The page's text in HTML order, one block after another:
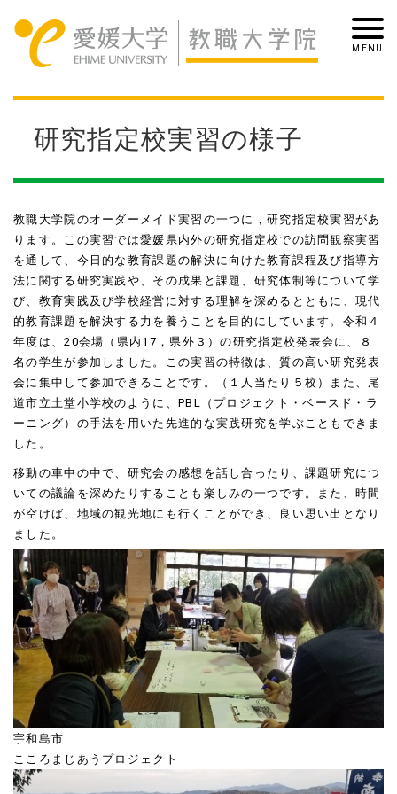
研究指定校実習の様子
教職大学院のオーダーメイド実習の一つに，研究指定校実習があ
ります。この実習では愛媛県内外の研究指定校での訪問観察実習
を通して、今日的な教育課題の解決に向けた教育課程及び指導方
法に関する研究実践や、その成果と課題、研究体制等について学
び、教育実践及び学校経営に対する理解を深めるとともに、現代
的教育課題を解決する力を養うことを目的にしています。令和４
年度は、20会場（県内 17 ，県外３）の研究指定校発表会に、８
名の学生が参加しました。この実習の特徴は、質の高い研究発表
会に集中して参加できることです。（１人当たり５校）また、尾
道市立土堂小学校のように、 PBL
（プロジェクト・ベースド・ラ
ーニング）の手法を用いた先進的な実践研究を学ぶこともできま
した。
移動の車中の中で、研究会の感想を話し合ったり、課題研究につ
いての議論を深めたりすることも楽しみの一つです。また、時間
が空けば、地域の観光地にも行くことができ、良い思い出となり
ました。
宇和島市
こころまじあうプロジェクト